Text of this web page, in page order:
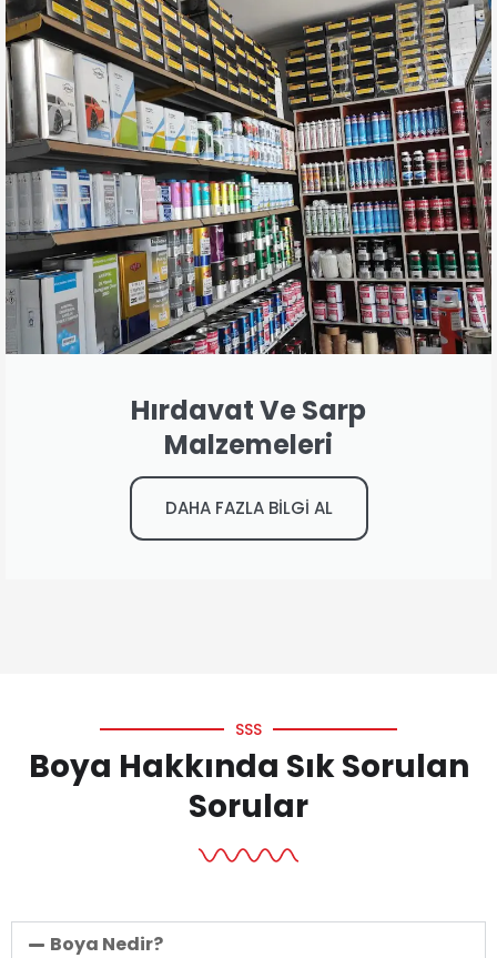
Hırdavat Ve Sarp
Malzemeleri
DAHA FAZLA BİLGİ AL
SSS
Boya Hakkında Sık Sorulan
Sorular
Boya Nedir?